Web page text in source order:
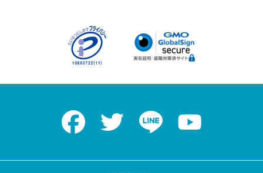
Facebook Twitter LINE